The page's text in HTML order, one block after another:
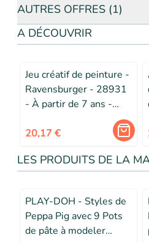
AUTRES OFFRES (1)
A DÉCOUVRIR
Jeu créatif de peinture -
Ravensburger - 28931
- À partir de 7 ans -
cadre
20,17 €
LES PRODUITS DE LA
PLAY-DOH - Styles de
Peppa Pig avec 9 Pots
de pâte à modeler